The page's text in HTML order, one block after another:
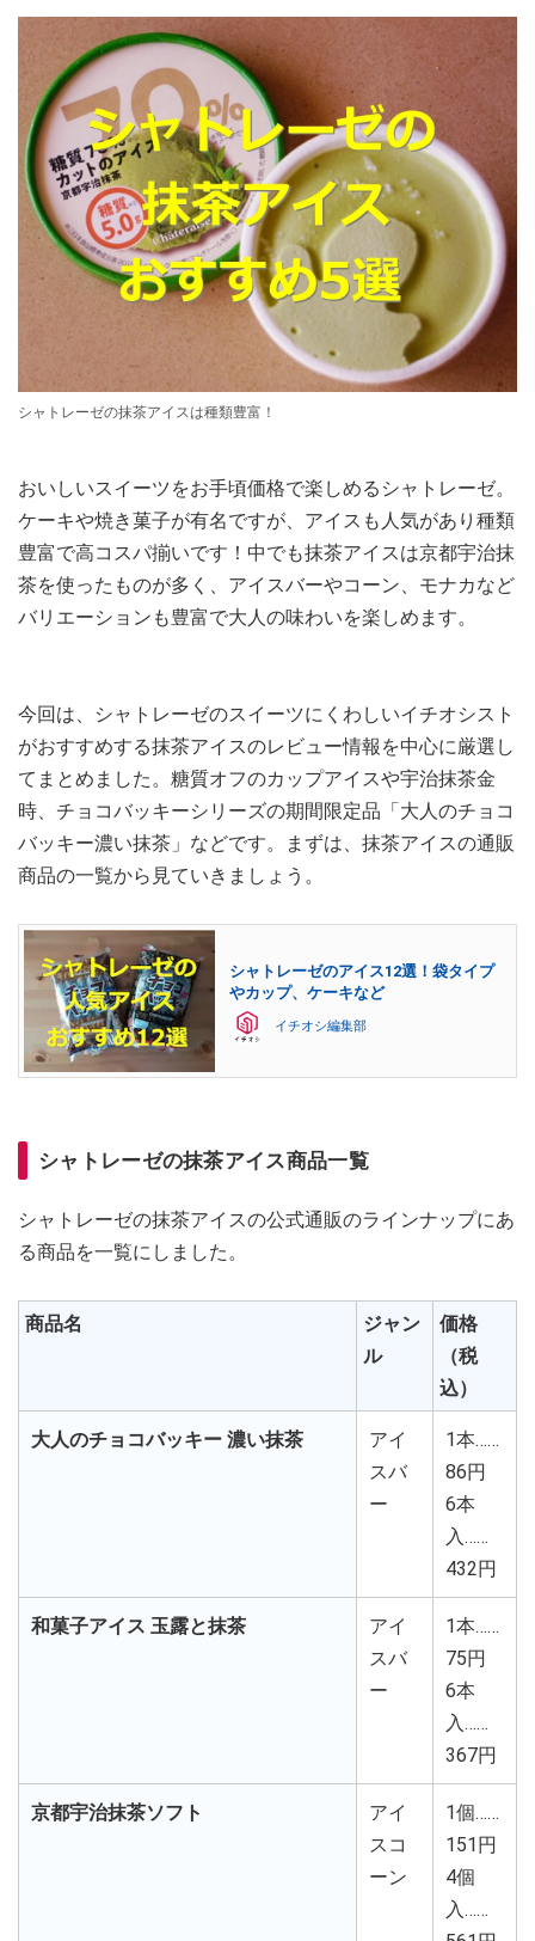
シャトレーゼの抹茶アイスは種類豊富！
おいしいスイーツをお手頃価格で楽しめるシャトレーゼ。
ケーキや焼き菓子が有名ですが、アイスも人気があり種類
豊富で高コスパ揃いです！中でも抹茶アイスは京都宇治抹
茶を使ったものが多く、アイスバーやコーン、モナカなど
バリエーションも豊富で大人の味わいを楽しめます。
今回は、シャトレーゼのスイーツにくわしいイチオシスト
がおすすめする抹茶アイスのレビュー情報を中心に厳選し
てまとめました。糖質オフのカップアイスや宇治抹茶金
時、チョコバッキーシリーズの期間限定品「大人のチョコ
バッキー濃い抹茶」などです。まずは、抹茶アイスの通販
商品の一覧から見ていきましょう。
シャトレーゼのアイス12選！袋タイプ
やカップ、ケーキなど
イチオシ編集部
シャトレーゼの抹茶アイス商品一覧
シャトレーゼの抹茶アイスの公式通販のラインナップにあ
る商品を一覧にしました。
商品名
ジャン
ル
価格
（税
込）
大人のチョコバッキー 濃い抹茶
アイ
スバ
ー
1本……
86円
6本
入……
432円
和菓子アイス 玉露と抹茶
アイ
スバ
ー
1本……
75円
6本
入……
367円
京都宇治抹茶ソフト
アイ
スコ
ーン
1個……
151円
4個
入……